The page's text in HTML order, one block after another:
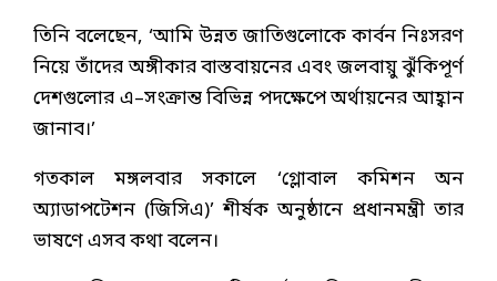
তিনি বলেছেন, ‘আমি উন্নত জাতিগুলোকে কার্বন নিঃসরণ
নিয়ে তাঁদের অঙ্গীকার বাস্তবায়নের এবং জলবায়ু ঝুঁকিপূর্ণ
দেশগুলোর এ–সংক্রান্ত বিভিন্ন পদক্ষেপে অর্থায়নের আহ্বান
জানাব।’
গতকাল মঙ্গলবার সকালে ‘গ্লোবাল কমিশন অন
অ্যাডাপটেশন (জিসিএ)’ শীর্ষক অনুষ্ঠানে প্রধানমন্ত্রী তার
ভাষণে এসব কথা বলেন।